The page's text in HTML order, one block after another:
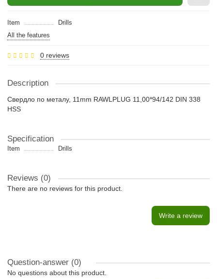
Item
Drills
All the features
0 reviews
Description
Свердло по металу, 11mm RAWLPLUG 11,00*94/142 DIN 338
HSS
Specification
Item Drills
Reviews (0)
There are no reviews for this product.
Write a review
Question-answer (0)
No questions about this product.